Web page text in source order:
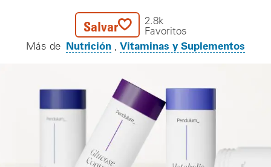
Salvar
2.8k
Favoritos
Más de Nutrición Vitaminas y Suplementos